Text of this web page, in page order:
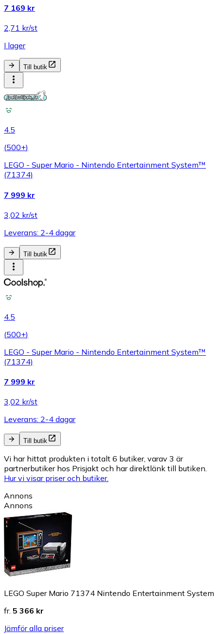
7 169 kr
2,71 kr/st
I lager
Till butik
4.5
(500+)
LEGO - Super Mario - Nintendo Entertainment System™
(71374)
7 999 kr
3,02 kr/st
Leverans: 2-4 dagar
Till butik
4.5
(500+)
LEGO - Super Mario - Nintendo Entertainment System™
(71374)
7 999 kr
3,02 kr/st
Leverans: 2-4 dagar
Till butik
Vi har hittat produkten i totalt 6 butiker, varav 3 är
partnerbutiker hos Prisjakt och har direktlänk till butiken.
Hur vi visar priser och butiker.
Annons
Annons
LEGO Super Mario 71374 Nintendo Entertainment System
fr. 5 366 kr
Jämför alla priser